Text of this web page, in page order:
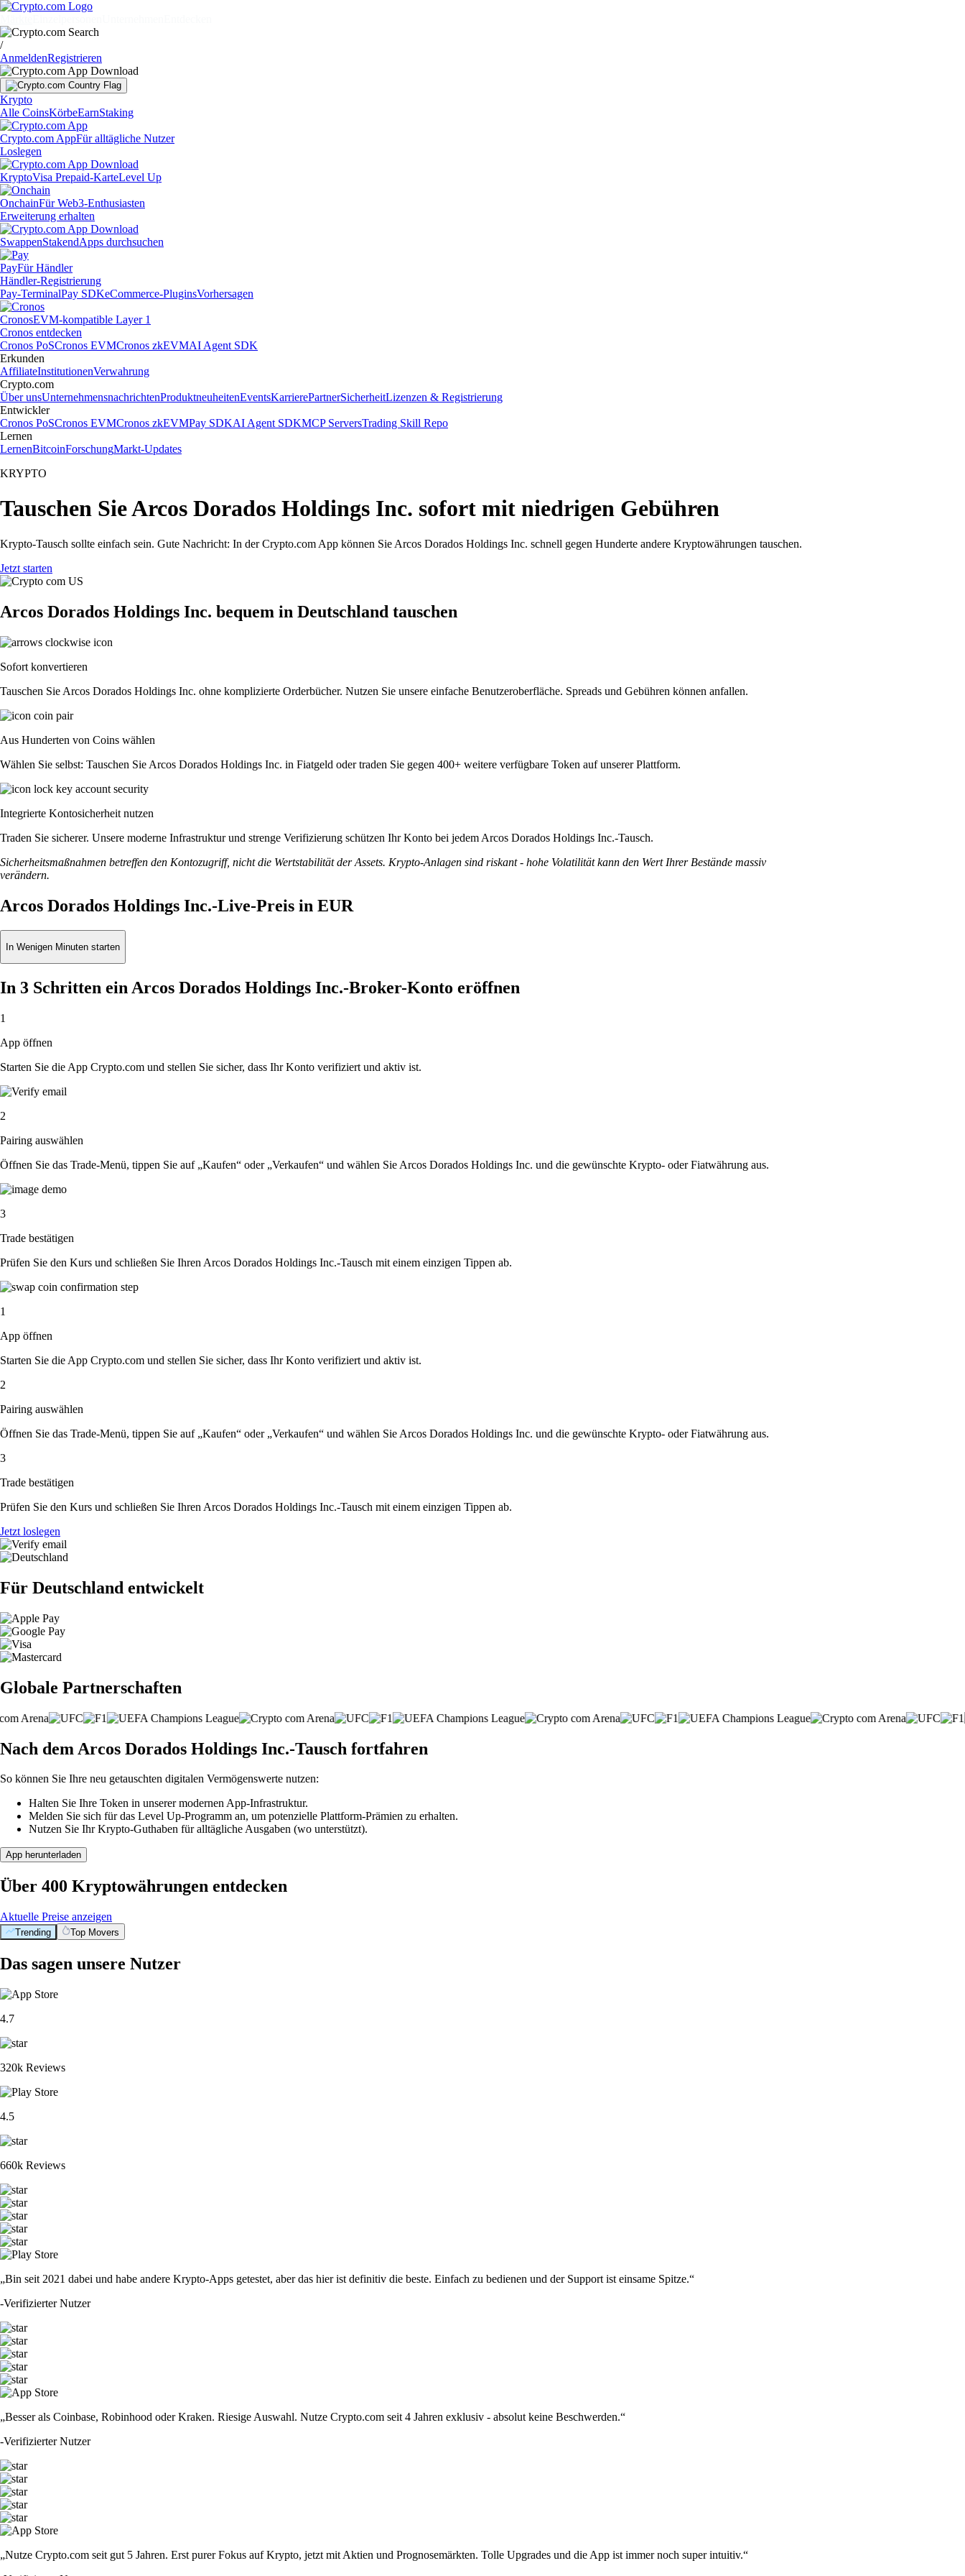
/
AnmeldenRegistrieren
Krypto
Alle CoinsKörbeEarnStaking
Crypto.com AppFür alltägliche Nutzer
Loslegen
KryptoVisa Prepaid-KarteLevel Up
OnchainFür Web3-Enthusiasten
Erweiterung erhalten
SwappenStakendApps durchsuchen
PayFür Händler
Händler-Registrierung
Pay-TerminalPay SDKeCommerce-PluginsVorhersagen
CronosEVM-kompatible Layer 1
Cronos entdecken
Cronos PoSCronos EVMCronos zkEVMAI Agent SDK
Erkunden
AffiliateInstitutionenVerwahrung
Crypto.com
Über unsUnternehmensnachrichtenProduktneuheitenEventsKarrierePartnerSicherheitLizenzen & Registrierung
Entwickler
Cronos PoSCronos EVMCronos zkEVMPay SDKAI Agent SDKMCP ServersTrading Skill Repo
Lernen
LernenBitcoinForschungMarkt-Updates
KRYPTO
Tauschen Sie Arcos Dorados Holdings Inc. sofort mit niedrigen Gebühren
Krypto-Tausch sollte einfach sein. Gute Nachricht: In der Crypto.com App können Sie Arcos Dorados Holdings Inc. schnell gegen Hunderte andere Kryptowährungen tauschen.
Jetzt starten
Arcos Dorados Holdings Inc. bequem in Deutschland tauschen
Sofort konvertieren
Tauschen Sie Arcos Dorados Holdings Inc. ohne komplizierte Orderbücher. Nutzen Sie unsere einfache Benutzeroberfläche. Spreads und Gebühren können anfallen.
Aus Hunderten von Coins wählen
Wählen Sie selbst: Tauschen Sie Arcos Dorados Holdings Inc. in Fiatgeld oder traden Sie gegen 400+ weitere verfügbare Token auf unserer Plattform.
Integrierte Kontosicherheit nutzen
Traden Sie sicherer. Unsere moderne Infrastruktur und strenge Verifizierung schützen Ihr Konto bei jedem Arcos Dorados Holdings Inc.-Tausch.
Sicherheitsmaßnahmen betreffen den Kontozugriff, nicht die Wertstabilität der Assets. Krypto-Anlagen sind riskant - hohe Volatilität kann den Wert Ihrer Bestände massiv
verändern.
Arcos Dorados Holdings Inc.-Live-Preis in EUR
In Wenigen Minuten starten
In 3 Schritten ein Arcos Dorados Holdings Inc.-Broker-Konto eröffnen
1
App öffnen
Starten Sie die App Crypto.com und stellen Sie sicher, dass Ihr Konto verifiziert und aktiv ist.
2
Pairing auswählen
Öffnen Sie das Trade-Menü, tippen Sie auf „Kaufen“ oder „Verkaufen“ und wählen Sie Arcos Dorados Holdings Inc. und die gewünschte Krypto- oder Fiatwährung aus.
3
Trade bestätigen
Prüfen Sie den Kurs und schließen Sie Ihren Arcos Dorados Holdings Inc.-Tausch mit einem einzigen Tippen ab.
1
App öffnen
Starten Sie die App Crypto.com und stellen Sie sicher, dass Ihr Konto verifiziert und aktiv ist.
2
Pairing auswählen
Öffnen Sie das Trade-Menü, tippen Sie auf „Kaufen“ oder „Verkaufen“ und wählen Sie Arcos Dorados Holdings Inc. und die gewünschte Krypto- oder Fiatwährung aus.
3
Trade bestätigen
Prüfen Sie den Kurs und schließen Sie Ihren Arcos Dorados Holdings Inc.-Tausch mit einem einzigen Tippen ab.
Jetzt loslegen
Für Deutschland entwickelt
Globale Partnerschaften
Nach dem Arcos Dorados Holdings Inc.-Tausch fortfahren
So können Sie Ihre neu getauschten digitalen Vermögenswerte nutzen:
Halten Sie Ihre Token in unserer modernen App-Infrastruktur.
Melden Sie sich für das Level Up-Programm an, um potenzielle Plattform-Prämien zu erhalten.
Nutzen Sie Ihr Krypto-Guthaben für alltägliche Ausgaben (wo unterstützt).
App herunterladen
Über 400 Kryptowährungen entdecken
Aktuelle Preise anzeigen
Trending Top Movers
Das sagen unsere Nutzer
4.7
320k Reviews
4.5
660k Reviews
„Bin seit 2021 dabei und habe andere Krypto-Apps getestet, aber das hier ist definitiv die beste. Einfach zu bedienen und der Support ist einsame Spitze.“
-Verifizierter Nutzer
„Besser als Coinbase, Robinhood oder Kraken. Riesige Auswahl. Nutze Crypto.com seit 4 Jahren exklusiv - absolut keine Beschwerden.“
-Verifizierter Nutzer
„Nutze Crypto.com seit gut 5 Jahren. Erst purer Fokus auf Krypto, jetzt mit Aktien und Prognosemärkten. Tolle Upgrades und die App ist immer noch super intuitiv.“